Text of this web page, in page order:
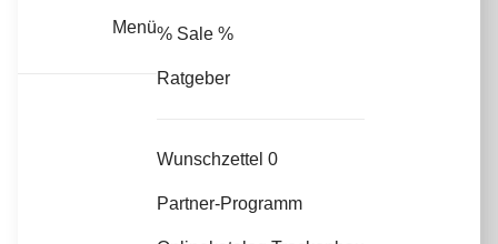
Menü% Sale %
Ratgeber
Wunschzettel 0
Partner-Programm